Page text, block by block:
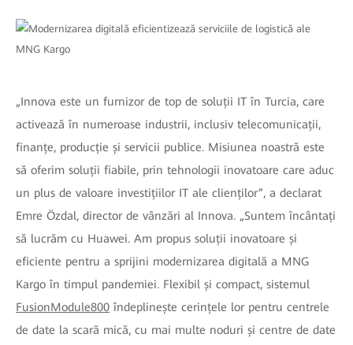
„Innova este un furnizor de top de soluții IT în Turcia, care
activează în numeroase industrii, inclusiv telecomunicații,
finanțe, producție și servicii publice. Misiunea noastră este
să oferim soluții fiabile, prin tehnologii inovatoare care aduc
un plus de valoare investițiilor IT ale clienților”, a declarat
Emre Özdal, director de vânzări al Innova. „Suntem încântați
să lucrăm cu Huawei. Am propus soluții inovatoare și
eficiente pentru a sprijini modernizarea digitală a MNG
Kargo în timpul pandemiei. Flexibil și compact, sistemul
FusionModule800 îndeplinește cerințele lor pentru centrele
de date la scară mică, cu mai multe noduri și centre de date